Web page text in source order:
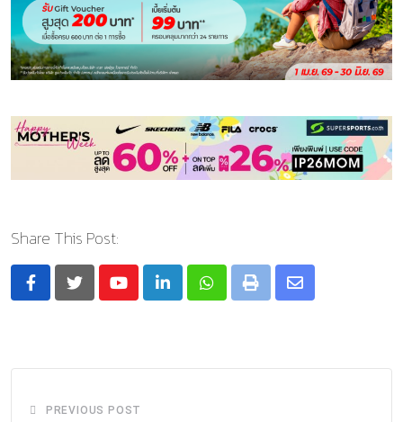
Share This Post:
YoutubeLinkedInWhatsapp
Print
Share
PREVIOUS POST